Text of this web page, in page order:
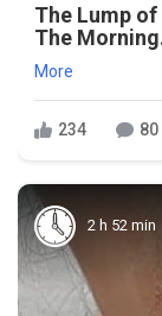
The Lump
The
More
234 80
2 h 52 min